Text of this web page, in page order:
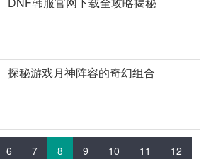
探秘游戏月神阵容的奇幻组合
6 7 8 9 10 11
12